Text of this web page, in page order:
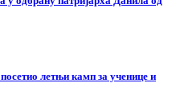
летњи камп за ученице и